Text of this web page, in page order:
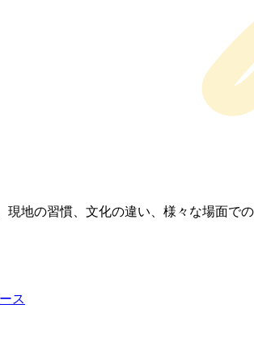
現地の習慣、文化の違い、様々な場面で
ス